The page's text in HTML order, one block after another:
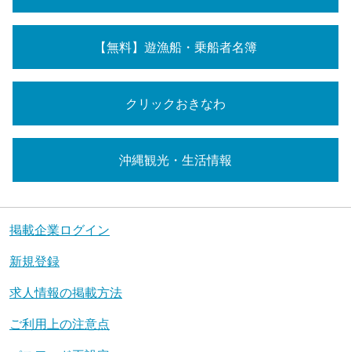
【無料】遊漁船・乗船者名簿
クリックおきなわ
沖縄観光・生活情報
掲載企業ログイン
新規登録
求人情報の掲載方法
ご利用上の注意点